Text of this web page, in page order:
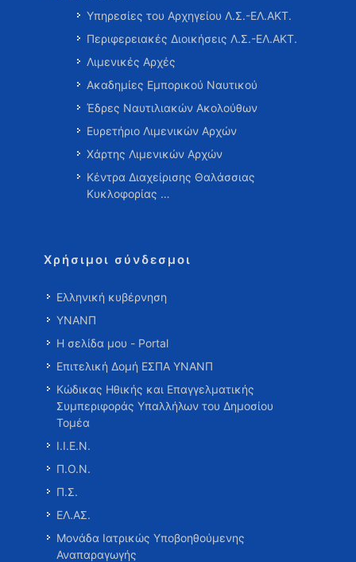
Υπηρεσίες του Αρχηγείου Λ.Σ.-ΕΛ.ΑΚΤ.
Περιφερειακές Διοικήσεις Λ.Σ.-ΕΛ.ΑΚΤ.
Λιμενικές Αρχές
Ακαδημίες Εμπορικού Ναυτικού
Έδρες Ναυτιλιακών Ακολούθων
Ευρετήριο Λιμενικών Αρχών
Χάρτης Λιμενικών Αρχών
Κέντρα Διαχείρισης Θαλάσσιας
Κυκλοφορίας …
Χρήσιμοι σύνδεσμοι
Ελληνική κυβέρνηση
ΥΝΑΝΠ
Η σελίδα μου - Portal
Επιτελική Δομή ΕΣΠΑ ΥΝΑΝΠ
Κώδικας Ηθικής και Επαγγελματικής
Συμπεριφοράς Υπαλλήλων του Δημοσίου
Τομέα
Ι.Ι.Ε.Ν.
Π.Ο.Ν.
Π.Σ.
ΕΛ.ΑΣ.
Μονάδα Ιατρικώς Υποβοηθούμενης
Αναπαραγωγής